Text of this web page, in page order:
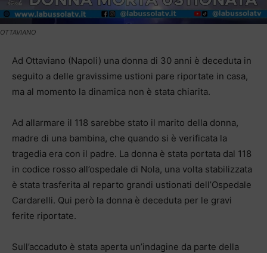
OTTAVIANO
Ad Ottaviano (Napoli) una donna di 30 anni è deceduta in
seguito a delle gravissime ustioni pare riportate in casa,
ma al momento la dinamica non è stata chiarita.
Ad allarmare il 118 sarebbe stato il marito della donna,
madre di una bambina, che quando si è verificata la
tragedia era con il padre. La donna è stata portata dal 118
in codice rosso all’ospedale di Nola, una volta stabilizzata
è stata trasferita al reparto grandi ustionati dell’Ospedale
Cardarelli. Qui però la donna è deceduta per le gravi
ferite riportate.
Sull’accaduto è stata aperta un’indagine da parte della